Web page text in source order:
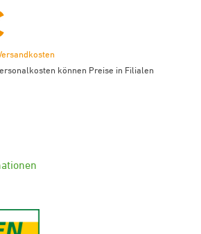
können Preise in Filialen